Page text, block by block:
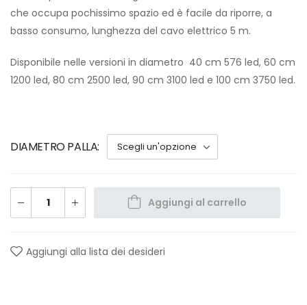
che occupa pochissimo spazio ed è facile da riporre, a
basso consumo, lunghezza del cavo elettrico 5 m.
Disponibile nelle versioni in diametro 40 cm 576 led, 60 cm
1200 led, 80 cm 2500 led, 90 cm 3100 led e 100 cm 3750 led.
DIAMETRO PALLA
Aggiungi al carrello
Aggiungi alla lista dei desideri